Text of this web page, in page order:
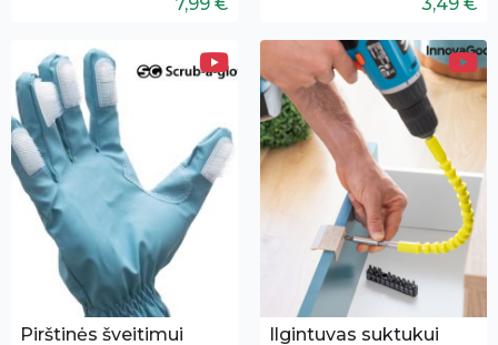
Pirštinės šveitimui Ilgintuvas suktukui